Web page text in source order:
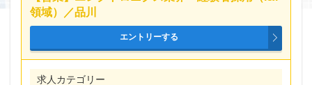
領域）／品川
求人カテゴリー